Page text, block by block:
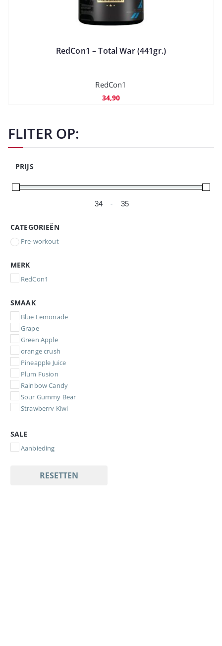
RedCon1 – Total War (441gr.)
RedCon1
34,90
FLITER OP:
PRIJS
Minimale prijs
-
Maximale prijs
CATEGORIEËN
Pre-workout
MERK
RedCon1
SMAAK
Blue Lemonade
Grape
Green Apple
orange crush
Pineapple Juice
Plum Fusion
Rainbow Candy
Sour Gummy Bear
Strawberry Kiwi
Tiger's Blood
Watermelon Slushy
SALE
Aanbieding
RESETTEN